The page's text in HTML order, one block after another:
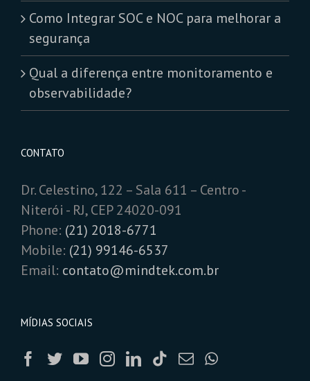
Como Integrar SOC e NOC para melhorar a
segurança
Qual a diferença entre monitoramento e
observabilidade?
CONTATO
Dr. Celestino, 122 – Sala 611 – Centro -
Niterói - RJ, CEP 24020-091
Phone: (21) 2018-6771
Mobile: (21) 99146-6537
Email: contato@mindtek.com.br
MÍDIAS SOCIAIS